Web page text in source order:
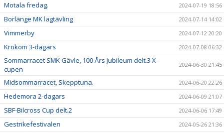
Motala fredag. 2024-07-19 18:56
Borlänge MK lagtävling 2024-07-14 14:02
Vimmerby 2024-07-12 20:20
Krokom 3-dagars 2024-07-08 06:32
Sommarracet SMK Gävle, 100 Års Jubileum delt.3 X-
cupen
2024-06-30 21:45
Midsommarracet, Skepptuna. 2024-06-20 22:26
Hedemora 2-dagars 2024-06-09 21:07
SBF-Bilcross Cup delt.2 2024-06-06 17:49
Gestrikefestivalen 2024-05-26 21:36